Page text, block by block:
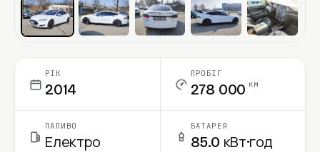
РІК
2014
ПРОБІГ
278 000 км
ПАЛИВО
Електро
БАТАРЕЯ
85.0 кВт·год